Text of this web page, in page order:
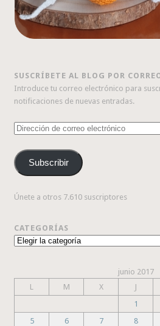
SUSCRÍBETE AL BLOG POR
Introduce tu correo electrónico para
notificaciones de nuevas entradas.
Dirección
correo
electrónico
Subscribir
Únete a otros 7.610 suscriptores
CATEGORÍAS
Categorías
junio 2017
L
M X J
1
5
6 7 8